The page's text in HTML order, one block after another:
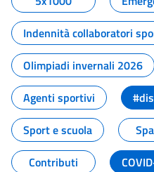
Indennità collaboratori
Olimpiadi invernali 2026
Agenti sportivi
Sport e scuola
Contributi